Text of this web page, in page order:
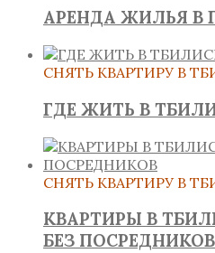
АРЕНДА ЖИЛЬЯ В
СНЯТЬ КВАРТИРУ В
ГДЕ ЖИТЬ В
СНЯТЬ КВАРТИРУ В
КВАРТИРЫ В
БЕЗ ПОСРЕДНИКОВ